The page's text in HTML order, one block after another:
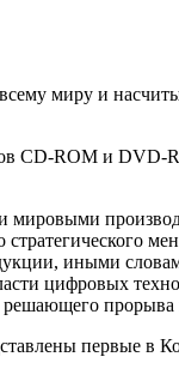
миру и
CD-ROM и
мировыми
иными
цифровых
решающего
первые в